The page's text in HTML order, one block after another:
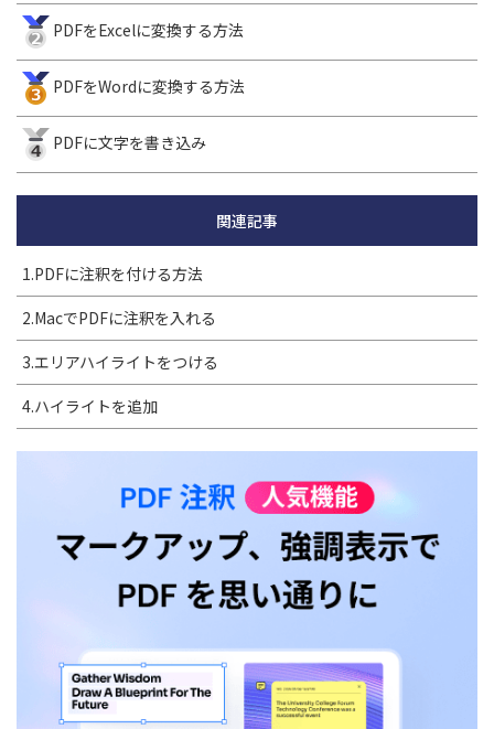
PDFをExcelに変換する方法
PDFをWordに変換する方法
PDFに文字を書き込み
関連記事
1.PDFに注釈を付ける方法
2.MacでPDFに注釈を入れる
3.エリアハイライトをつける
4.ハイライトを追加